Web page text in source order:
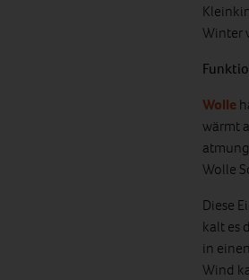
Winter
Wolle
wärmt
Wolle
Diese
kalt es
in
Wind